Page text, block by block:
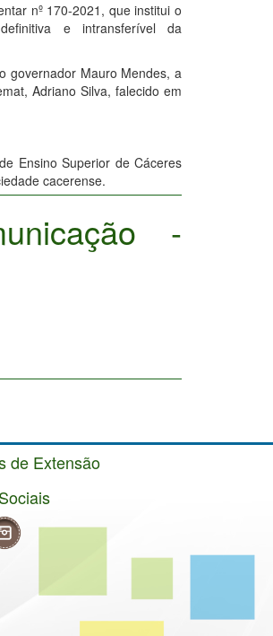
nº 170-2021, que institui o
e intransferível da
governador Mauro Mendes, a
Adriano Silva, falecido em
Ensino Superior de Cáceres
cacerense.
-
de Extensão